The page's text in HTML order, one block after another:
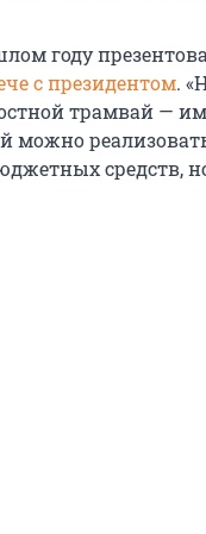
году
с президентом.
трамвай —
можно
средств,